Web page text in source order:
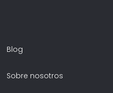
Blog
Sobre nosotros